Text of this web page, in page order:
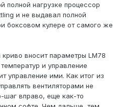
полной нагрузке процессор
и не выдавал полной
боксовом кулере от самого же
вносит параметры LM78
и управление
управление ими. Как итог из
вентиляторами не
шаг вправо, еще как-то